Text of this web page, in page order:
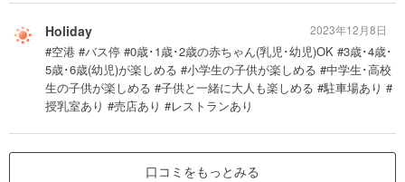
Holiday
#空港 #バス停 #0歳･1歳･2歳の赤ちゃん(乳児･幼児)OK #3歳･4歳･
5歳･6歳(幼児)が楽しめる #小学生の子供が楽しめる #中学生･高校
生の子供が楽しめる #子供と一緒に大人も楽しめる #駐車場あり #
授乳室あり #売店あり #レストランあり
2023年12月8日
口コミをもっとみる